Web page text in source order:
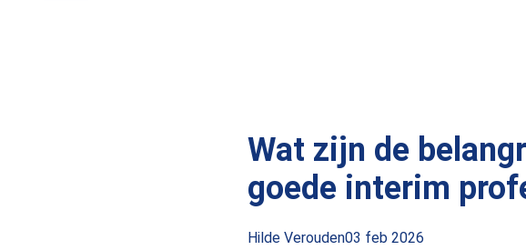
Wat zijn de
goede interim
Posted
Hilde Verouden03 feb 2026